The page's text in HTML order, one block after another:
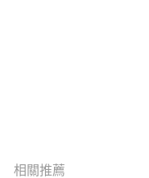
相關推薦